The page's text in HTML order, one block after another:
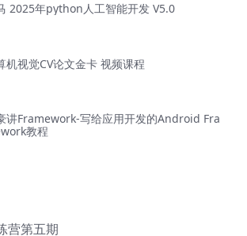
2025年python人工智能开发 V5.0
机视觉CV论文金卡 视频课程
讲Framework-写给应用开发的Android Fra
教程
营第五期